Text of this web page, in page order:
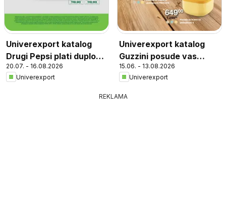
Univerexport katalog
Drugi Pepsi plati duplo
manje
20.07. - 16.08.2026
Univerexport
Univerexport katalog
Guzzini posude vas
čekaju
15.06. - 13.08.2026
Univerexport
REKLAMA